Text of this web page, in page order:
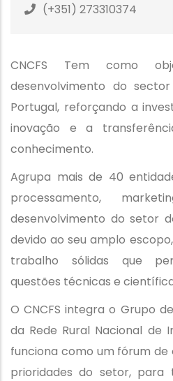
(+351) 273310374
CNCFS Tem como
desenvolvimento do
Portugal, reforçando a
inovação e a
conhecimento.
Agrupa mais de 40
processamento,
desenvolvimento do setor
devido ao seu amplo
trabalho sólidas que
questões técnicas e
O CNCFS integra o Grupo
da Rede Rural Nacional de
funciona como um fórum
prioridades do setor,